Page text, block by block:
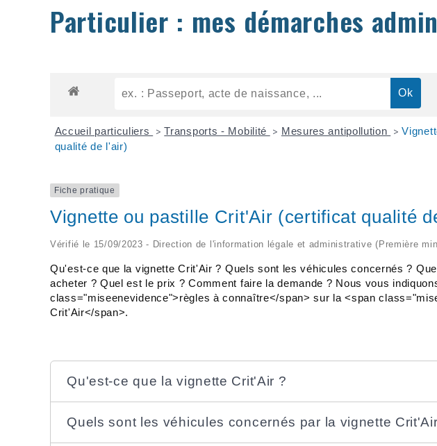
Particulier : mes démarches
Accueil particuliers > Transports - Mobilité > Mesures antipollution >
qualité de l'air)
Fiche pratique
Vignette ou pastille Crit'Air (certificat qualité
Vérifié le 15/09/2023 - Direction de l'information légale et administrative (Première
Qu'est-ce que la vignette Crit'Air ? Quels sont les véhicules concernés ?
acheter ? Quel est le prix ? Comment faire la demande ? Nous vous
class="miseenevidence">règles à connaître</span> sur la <span
Crit'Air</span>.
Qu'est-ce que la vignette Crit'Air ?
Quels sont les véhicules concernés par la vignette